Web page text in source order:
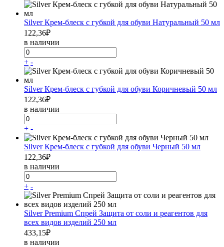
Silver Крем-блеск с губкой для обуви Натуральный 50 мл
122,36₽
в наличии
+ -
Silver Крем-блеск с губкой для обуви Коричневый 50 мл
122,36₽
в наличии
+ -
Silver Крем-блеск с губкой для обуви Черный 50 мл
122,36₽
в наличии
+ -
Silver Premium Спрей Защита от соли и реагентов для
всех видов изделий 250 мл
433,15₽
в наличии